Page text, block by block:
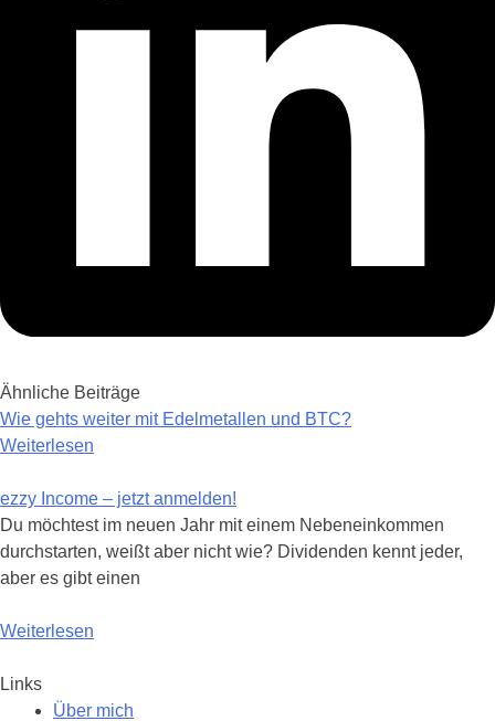
Ähnliche Beiträge
Wie gehts weiter mit Edelmetallen und BTC?
Weiterlesen
ezzy Income – jetzt anmelden!
Du möchtest im neuen Jahr mit einem Nebeneinkommen
durchstarten, weißt aber nicht wie? Dividenden kennt jeder,
aber es gibt einen
Weiterlesen
Links
Über mich